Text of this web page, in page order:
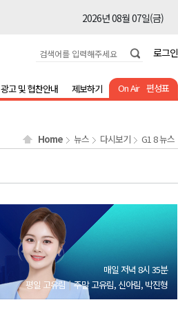
2026년 08월 07일(금)
2026년 08월 07일(금)
2026년 08월 07일(금)
2026년 08월 07일(금)
2026년 08월 07일(금)
2026년 08월 07일(금)
2026년 08월 07일(금)
2026년 08월 07일(금)
로그인
On Air 편성표
광고 및 협찬안내 제보하기
Home 뉴스 다시보기 G1 8 뉴스
매일 저녁 8시 35분
평일 고유림
주말 고유림, 신아림, 박진형